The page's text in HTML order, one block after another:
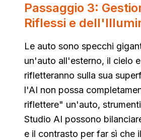
Passaggio 3:
Riflessi e
Le auto sono specchi
un'auto all'esterno, il cielo
rifletteranno sulla sua
l'AI non possa
riflettere" un'auto,
Studio AI possono
e il contrasto per far sì che